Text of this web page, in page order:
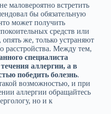
маловероятно встретить
бы обязательную
может получить
средств или
же, только устраняют
расстройства. Между тем,
специалиста
аллергии, а в
победить болезнь.
возможностью, и при
аллергии обращайтесь
но и к